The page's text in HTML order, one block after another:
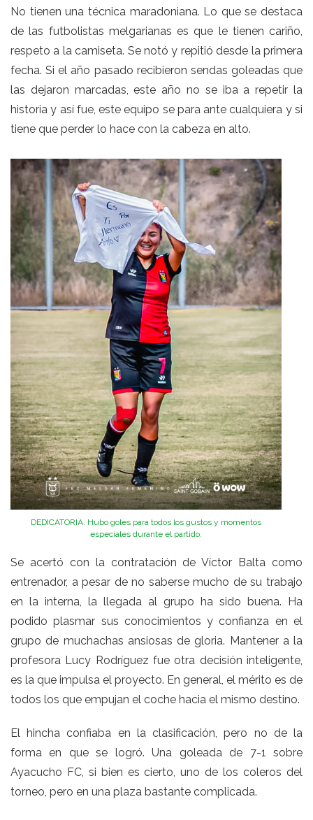
No tienen una técnica maradoniana. Lo que se destaca
de las futbolistas melgarianas es que le tienen cariño,
respeto a la camiseta. Se notó y repitió desde la primera
fecha. Si el año pasado recibieron sendas goleadas que
las dejaron marcadas, este año no se iba a repetir la
historia y así fue, este equipo se para ante cualquiera y si
tiene que perder lo hace con la cabeza en alto.
DEDICATORIA. Hubo goles para todos los gustos y momentos
especiales durante el partido.
Se acertó con la contratación de Víctor Balta como
entrenador, a pesar de no saberse mucho de su trabajo
en la interna, la llegada al grupo ha sido buena. Ha
podido plasmar sus conocimientos y confianza en el
grupo de muchachas ansiosas de gloria. Mantener a la
profesora Lucy Rodríguez fue otra decisión inteligente,
es la que impulsa el proyecto. En general, el mérito es de
todos los que empujan el coche hacia el mismo destino.
El hincha confiaba en la clasificación, pero no de la
forma en que se logró. Una goleada de 7-1 sobre
Ayacucho FC, si bien es cierto, uno de los coleros del
torneo, pero en una plaza bastante complicada.